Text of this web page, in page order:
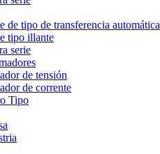
de tipo de transferencia automática
tipo illante
serie
de tensión
de corrente
Tipo